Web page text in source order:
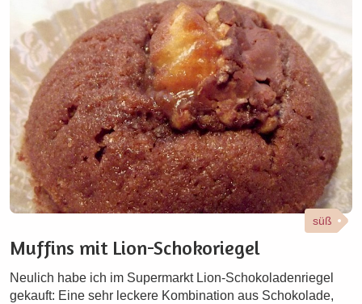
süß
Muffins mit Lion-Schokoriegel
Neulich habe ich im Supermarkt Lion-Schokoladenriegel
gekauft: Eine sehr leckere Kombination aus Schokolade,